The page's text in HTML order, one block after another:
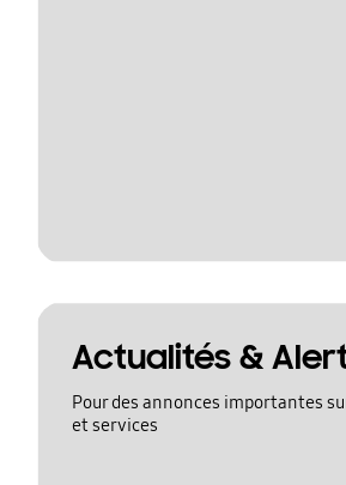
Actualités &
Pour des annonces importantes
et services